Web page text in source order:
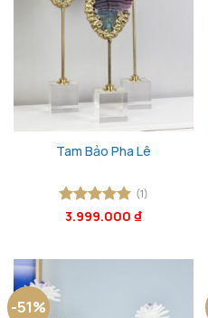
Tam Bảo Pha Lê
Được xếp
(1)
3.999.000 ₫
-51%